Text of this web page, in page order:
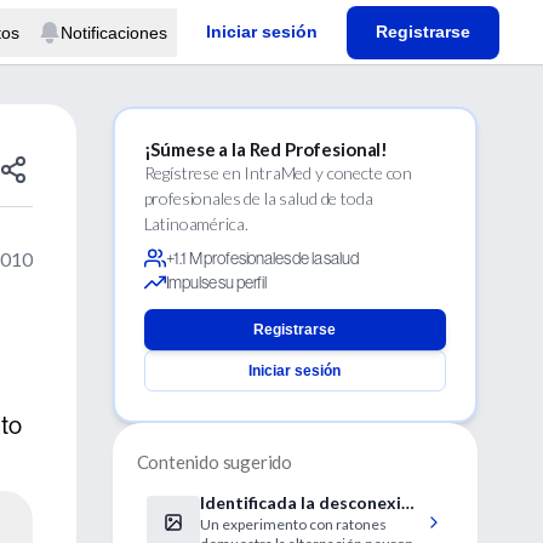
Notificaciones Iniciar sesión Registrarse
¡Súmese a la Red Profesional!
Regístrese en IntraMed y conecte con
profesionales de la salud de toda
Latinoamérica.
+1.1 M profesionales de la salud
Impulse su perfil
Registrarse
Iniciar sesión
Contenido sugerido
Identificada la desconexión
cerebral de la esquizofrenia
Un experimento con ratones